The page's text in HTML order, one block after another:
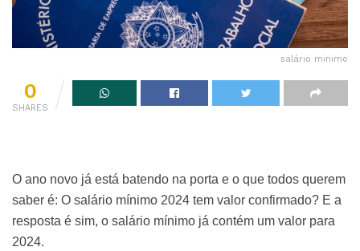
salário minimo
0
SHARES
O ano novo já está batendo na porta e o que todos querem
saber é: O salário mínimo 2024 tem valor confirmado? E a
resposta é sim, o salário mínimo já contém um valor para
2024.